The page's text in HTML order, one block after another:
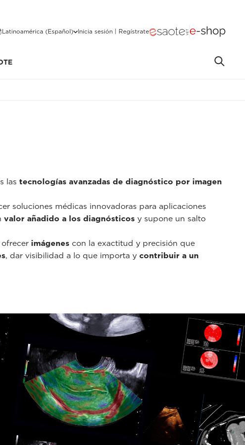
Latinoamérica (Español) Inicia sesión | Regístrate
las tecnologías avanzadas de diagnóstico por imagen
soluciones médicas innovadoras para aplicaciones
valor añadido a los diagnósticos y supone un salto
imágenes con la exactitud y precisión que
, dar visibilidad a lo que importa y contribuir a un